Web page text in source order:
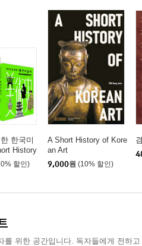
한국미
History
세트
할인)
A Short History of Kore
an Art
9,000원 (10% 할인)
를 위한 공간입니다. 독자들에게 전하